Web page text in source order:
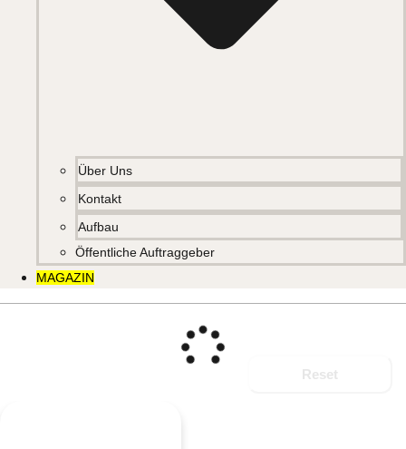
Über Uns
Kontakt
Aufbau
Öffentliche Auftraggeber
MAGAZIN
Reset